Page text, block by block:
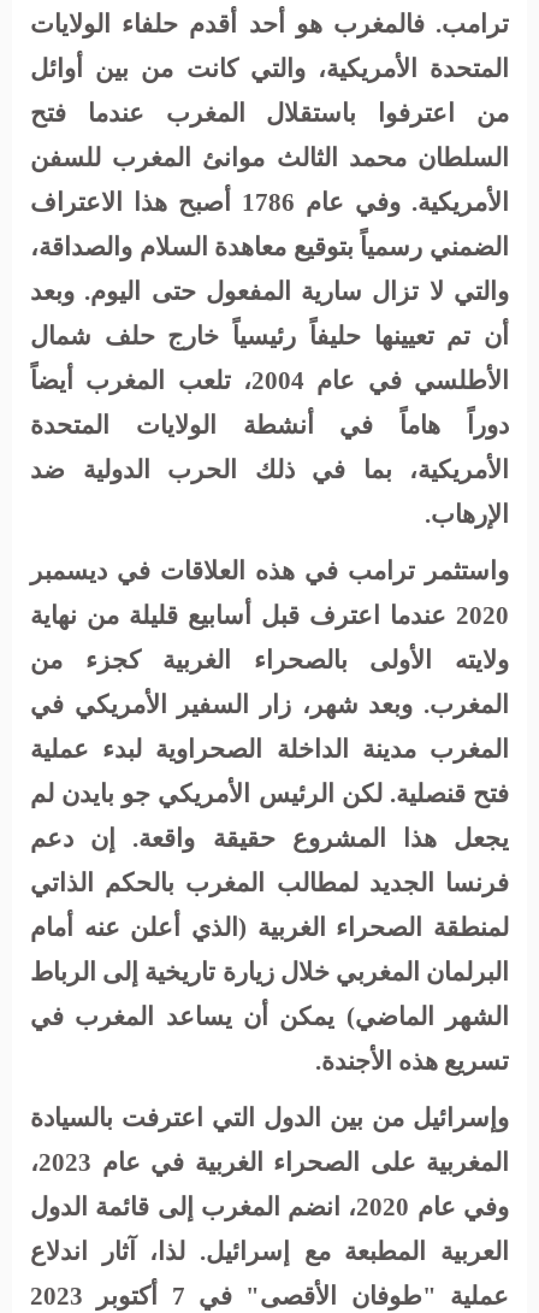
ترامب. فالمغرب هو أحد أقدم حلفاء الولايات
المتحدة الأمريكية، والتي كانت من بين أوائل
من اعترفوا باستقلال المغرب عندما فتح
السلطان محمد الثالث موانئ المغرب للسفن
الأمريكية. وفي عام 1786 أصبح هذا الاعتراف
الضمني رسمياً بتوقيع معاهدة السلام والصداقة،
والتي لا تزال سارية المفعول حتى اليوم. وبعد
أن تم تعيينها حليفاً رئيسياً خارج حلف شمال
الأطلسي في عام 2004، تلعب المغرب أيضاً
دوراً هاماً في أنشطة الولايات المتحدة
الأمريكية، بما في ذلك الحرب الدولية ضد
الإرهاب.
واستثمر ترامب في هذه العلاقات في ديسمبر
2020 عندما اعترف قبل أسابيع قليلة من نهاية
ولايته الأولى بالصحراء الغربية كجزء من
المغرب. وبعد شهر، زار السفير الأمريكي في
المغرب مدينة الداخلة الصحراوية لبدء عملية
فتح قنصلية. لكن الرئيس الأمريكي جو بايدن لم
يجعل هذا المشروع حقيقة واقعة. إن دعم
فرنسا الجديد لمطالب المغرب بالحكم الذاتي
لمنطقة الصحراء الغربية (الذي أعلن عنه أمام
البرلمان المغربي خلال زيارة تاريخية إلى الرباط
الشهر الماضي) يمكن أن يساعد المغرب في
تسريع هذه الأجندة.
وإسرائيل من بين الدول التي اعترفت بالسيادة
المغربية على الصحراء الغربية في عام 2023،
وفي عام 2020، انضم المغرب إلى قائمة الدول
العربية المطبعة مع إسرائيل. لذا، آثار اندلاع
عملية "طوفان الأقصى" في 7 أكتوبر 2023